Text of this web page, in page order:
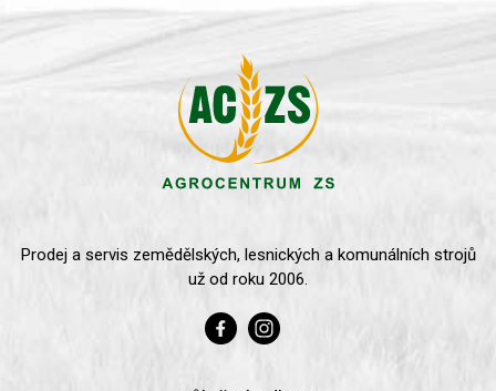
Prodej a servis zemědělských, lesnických a komunálních strojů
už od roku 2006.